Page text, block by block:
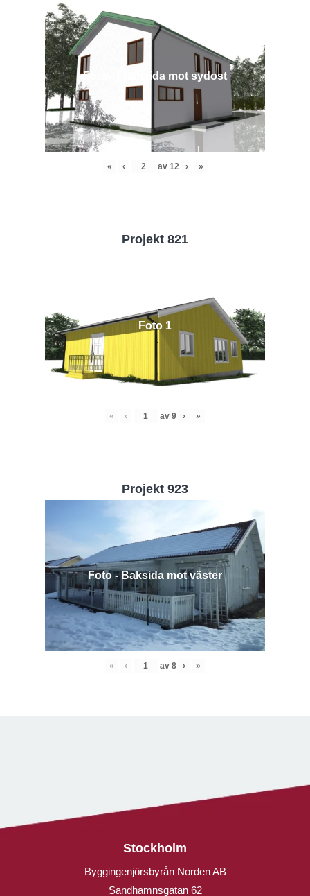
Före - Framsida mot sydost
« ‹ av 12 › »
Projekt 821
Foto 1
« ‹ av 9 › »
Projekt 923
Foto - Baksida mot väster
« ‹ av 8 › »
Stockholm
Byggingenjörsbyrån Norden AB
Sandhamnsgatan 62